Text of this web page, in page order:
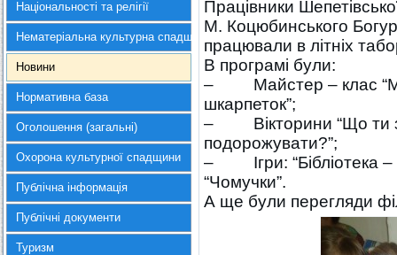
Національності та релігії
Нематеріальна культурна спадщина
Новини
Нормативна база
Оголошення (загальні)
Охорона культурної спадщини
Публічна інформація
Публічні документи
Туризм
Працівники
М. Коцюбинського
працювали в літніх
В програмі були:
– Майстер – клас
шкарпеток”;
– Вікторини “Що ти
подорожувати?”;
– Ігри: “Бібліотека –
“Чомучки”.
А ще були перегляди